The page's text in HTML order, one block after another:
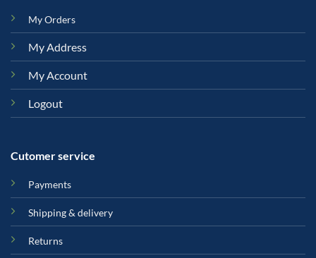
My Orders
My Address
My Account
Logout
Cutomer service
Payments
Shipping & delivery
Returns